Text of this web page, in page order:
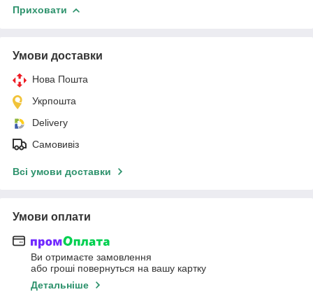
Приховати
Умови доставки
Нова Пошта
Укрпошта
Delivery
Самовивіз
Всі умови доставки
Умови оплати
Ви отримаєте замовлення
або гроші повернуться на вашу картку
Детальніше